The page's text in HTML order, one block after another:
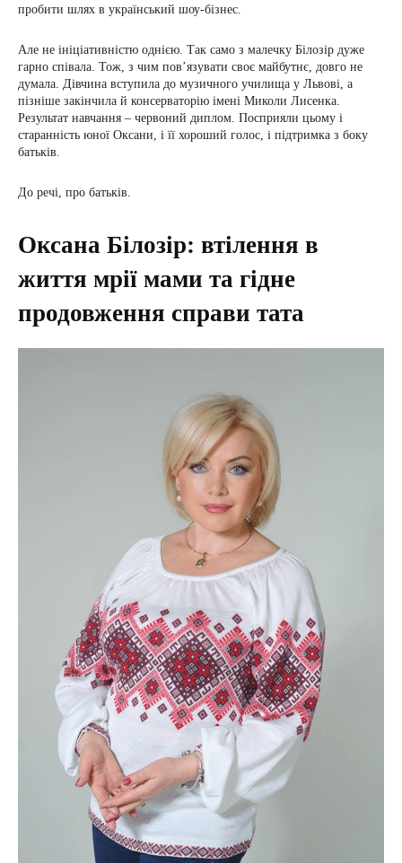
пробити шлях в український шоу-бізнес.
Але не ініціативністю однією. Так само з малечку Білозір дуже
гарно співала. Тож, з чим пов’язувати своє майбутнє, довго не
думала. Дівчина вступила до музичного училища у Львові, а
пізніше закінчила й консерваторію імені Миколи Лисенка.
Результат навчання – червоний диплом. Посприяли цьому і
старанність юної Оксани, і її хороший голос, і підтримка з боку
батьків.
До речі, про батьків.
Оксана Білозір: втілення в
життя мрії мами та гідне
продовження справи тата